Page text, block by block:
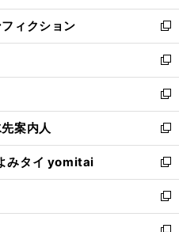
開
く
ウ
で
開
く
ン
ド
ウ
で
開
く
ウ
ィ
ン
ド
ウ
で
開
く
ィクション
新
し
い
ウ
ィ
ン
ド
ウ
で
開
く
新
し
い
ウ
ィ
ン
ド
ウ
で
開
新
し
い
ウ
ィ
ン
ド
ウ
案内人
新
し
い
ウ
ィ
ン
みタイ yomitai
新
し
い
ウ
新
し